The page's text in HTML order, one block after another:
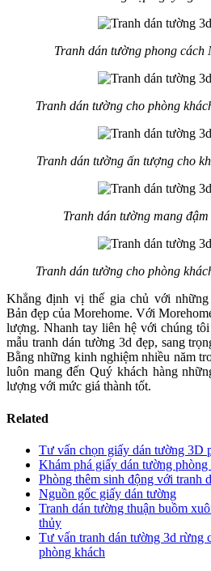
Tranh dán tường phong cách
Tranh dán tường cho phòng
Tranh dán tường ấn tượng cho
Tranh dán tường mang
Tranh dán tường cho phòng
Khẳng định vị thế gia chủ với
Bản đẹp của Morehome. Với
lượng. Nhanh tay liên hệ với chúng
mẫu tranh dán tường 3d đẹp, sang
Bằng những kinh nghiệm nhiều năm
luôn mang đến Quý khách hàng
lượng với mức giá thành tốt.
Related
Tư vấn chọn giấy dán tường 3D
Khám phá giấy dán tường phòng
Phòng thêm sinh động với tranh
Nguồn gốc giấy dán tường
Tranh dán tường thuận buồm
thủy
Tư vấn tranh dán tường 3d rừng
phòng khách